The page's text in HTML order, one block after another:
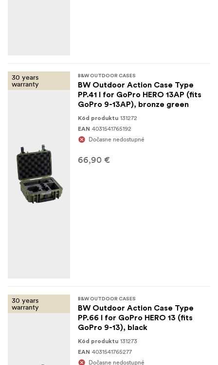
30 years
warranty
B&W OUTDOOR CASES
BW Outdoor Action Case Type
PP.41 I for GoPro HERO 13AP (fits
GoPro 9-13AP), bronze green
Kód produktu 131272
EAN 4031541765192
Dočasne nedostupné
66,90 €
30 years
warranty
B&W OUTDOOR CASES
BW Outdoor Action Case Type
PP.66 I for GoPro HERO 13 (fits
GoPro 9-13), black
Kód produktu 131273
EAN 4031541765277
Dočasne nedostupné